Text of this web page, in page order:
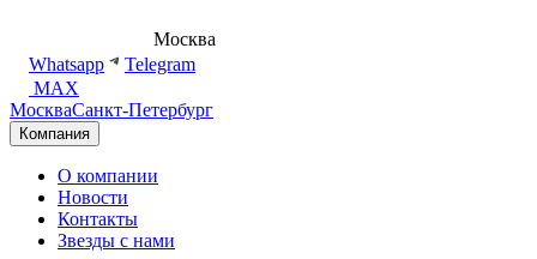
Москва
Whatsapp
Telegram
MAX
МоскваСанкт-Петербург
Компания
О компании
Новости
Контакты
Звезды с нами